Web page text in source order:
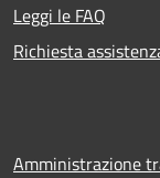
Leggi le FAQ
Richiesta
Amministrazione